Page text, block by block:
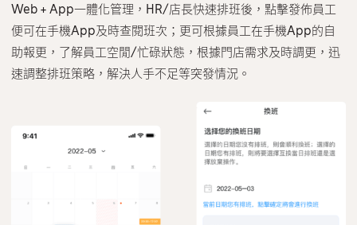
Web + App一體化管理，HR/店長快速排班後，點擊發佈員工
便可在手機App及時查閱班次；更可根據員工在手機App的自
助報更，了解員工空閒/忙碌狀態，根據門店需求及時調更，迅
速調整排班策略，解決人手不足等突發情況。